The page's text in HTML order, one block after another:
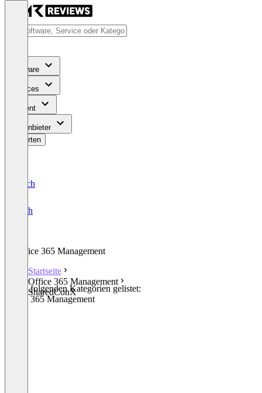
Software
Services
Content
Für Anbieter
Bewerten
Deutsch
English
Office 365 Management
Startseite
Office 365 Management
SharedConX
In den folgenden Kategorien gelistet:
Office 365 Management